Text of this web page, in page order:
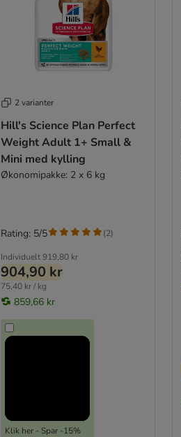
2 varianter
Hill's Science Plan Perfect
Weight Adult 1+ Small &
Mini med kylling
Økonomipakke: 2 x 6 kg
Individuelt 919,80 kr
904,90 kr
75,40 kr / kg
859,66 kr
Klik her - Spar -15%
Rating: 5/5 (2)